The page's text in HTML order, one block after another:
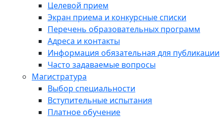
Целевой прием
Экран приема и конкурсные списки
Перечень образовательных программ
Адреса и контакты
Информация обязательная для публикации
Часто задаваемые вопросы
Магистратура
Выбор специальности
Вступительные испытания
Платное обучение